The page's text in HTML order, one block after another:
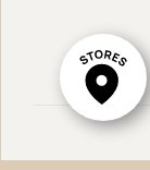
System